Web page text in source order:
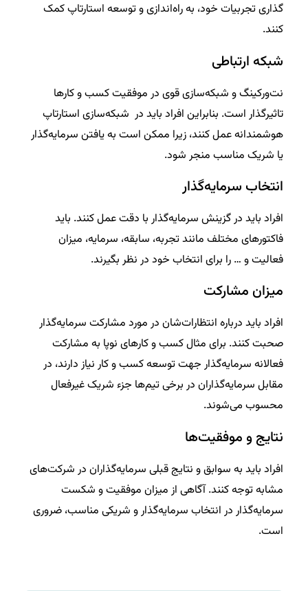
گذاری تجربیات خود، به راه‌اندازی و توسعه استارتاپ کمک
کنند.
شبکه ارتباطی
نت‌ورکینگ و شبکه‌سازی قوی در موفقیت کسب و کارها
تاثیرگذار است. بنابراین افراد باید در شبکه‌سازی استارتاپ
هوشمندانه عمل کنند، زیرا ممکن است به یافتن سرمایه‌گذار
یا شریک مناسب منجر شود.
انتخاب سرمایه‌گذار
افراد باید در گزینش سرمایه‌گذار با دقت عمل کنند. باید
فاکتورهای مختلف مانند تجربه، سابقه، سرمایه، میزان
فعالیت و … را برای انتخاب خود در نظر بگیرند.
میزان مشارکت
افراد باید درباره انتظارات‌شان در مورد مشارکت سرمایه‌گذار
صحبت کنند. برای مثال کسب و کارهای نوپا به مشارکت
فعالانه سرمایه‌گذار جهت توسعه کسب و کار نیاز دارند، در
مقابل سرمایه‌گذاران در برخی تیم‌ها جزء شریک غیرفعال
محسوب می‌شوند.
نتایج و موفقیت‌ها
افراد باید به سوابق و نتایج قبلی سرمایه‌گذاران در شرکت‌های
مشابه توجه کنند. آگاهی از میزان موفقیت و شکست
سرمایه‌گذار در انتخاب سرمایه‌گذار و شریکی مناسب، ضروری
است.